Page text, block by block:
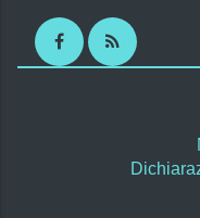
FacebookRSS